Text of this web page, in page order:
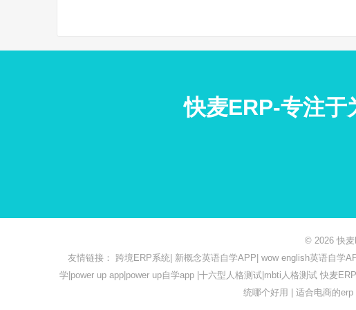
快麦ERP-专注于
© 2026 快
友情链接： 跨境ERP系统| 新概念英语自学APP| wow english英语自学
学|power up app|power up自学app|十六型人格测试|mbti人格测试 快麦ERP
统哪个好用 | 适合电商的erp